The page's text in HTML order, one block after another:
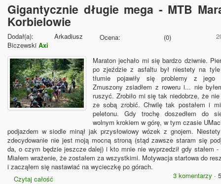
Gigantycznie długie mega - MTB
Korbielowie
Dodał(a): Arkadiusz
Biczewski Axi
Ocena: (0)
Maraton jechało mi się bardzo dziwnie.
po zjeździe z asfaltu był niestety na
tłumie pojawiły się problemy z jego
Zmuszony zsiadłem z roweru i... nie
ruszyć. Zrobiło mi się tak niedobrze, że nie
ze sobą zrobić. Chwilę tak postałem i
peletonu. Gdy trochę doszedłem do
wolnym krokiem w górę, w tym czasie
podjazdem w siodle minął jak przysłowiowy wózek z gnojem.
zdecydowanie nie jest moją mocną stroną (stąd zawsze staram się
da, o czym będzie jeszcze dalej) i kto mnie nie wyprzedził gdy stałem -
Miałem wrażenie, że zostałem za wszystkimi. Motywacja startowa do
i zacząłem się nastawiać na wycieczkę po górach.
Czytaj całość
3 komentarzy ·